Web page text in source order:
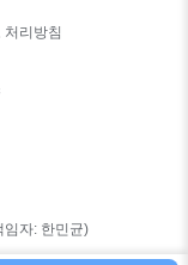
처리방침
자: 한민균)